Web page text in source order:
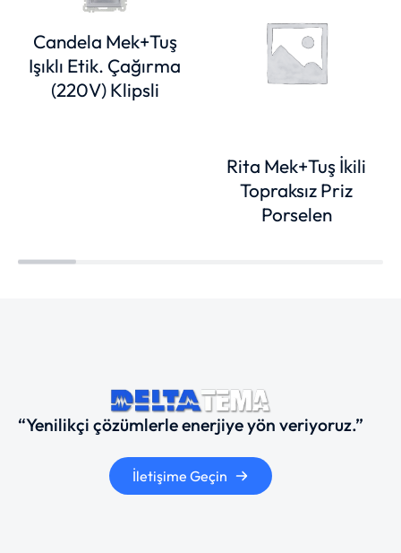
Candela Mek+Tuş
Işıklı Etik. Çağırma
(220V) Klipsli
Rita Mek+Tuş İkili
Topraksız Priz
Porselen
“Yenilikçi çözümlerle enerjiye yön veriyoruz.”
İletişime Geçin